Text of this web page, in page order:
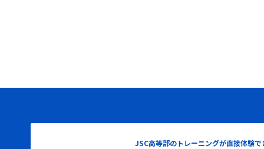
JSC高等部のトレーニングが直接体験で